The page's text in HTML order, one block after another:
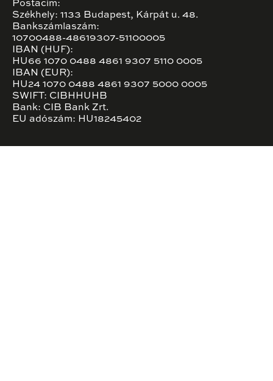
Postacím:
Székhely: 1133 Budapest, Kárpát u. 48.
Bankszámlaszám:
10700488-48619307-51100005
IBAN (HUF):
HU66 1070 0488 4861 9307 5110 0005
IBAN (EUR):
HU24 1070 0488 4861 9307 5000 0005
SWIFT: CIBHHUHB
Bank: CIB Bank Zrt.
EU adószám: HU18245402